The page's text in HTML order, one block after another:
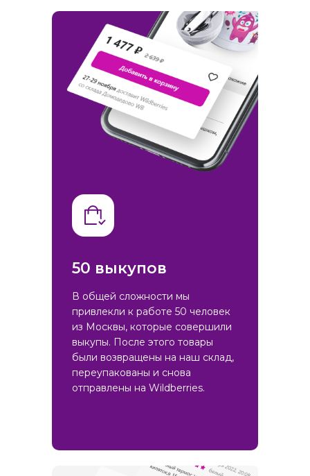
50 выкупов
В общей сложности мы
привлекли к работе 50 человек
из Москвы, которые совершили
выкупы. После этого товары
были возвращены на наш склад,
переупакованы и снова
отправлены на Wildberries.